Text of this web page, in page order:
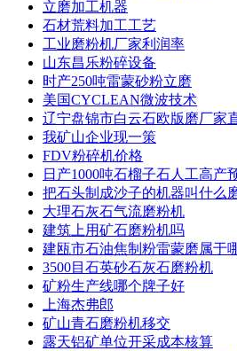
立磨加工机器
石材荒料加工工艺
工业磨粉机厂家利润率
山东昌乐粉碎设备
时产250吨雷蒙砂粉立磨
美国CYCLEAN微波技术
辽宁盘锦市白云石欧版磨厂家
我矿山企业现一策
FDV粉碎机价格
日产1000吨石榴子石人工高产
把石头制成沙子的机器叫什么
大理石灰石气流磨粉机
建筑上用矿石磨粉机吗
建瓯市石油焦制粉雷蒙磨属于
3500目石英砂石灰石磨粉机
矿粉生产线哪个牌子好
上海杰弗郎
矿山青石磨粉机移交
露天铝矿单位开采成本核算